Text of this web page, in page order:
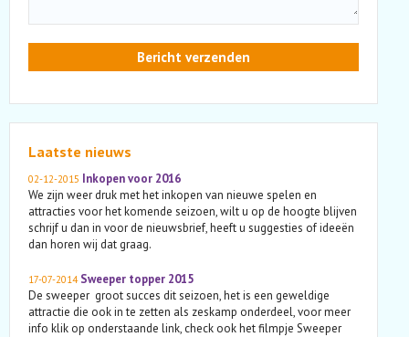
Laatste nieuws
02-12-2015 Inkopen voor 2016
We zijn weer druk met het inkopen van nieuwe spelen en
attracties voor het komende seizoen, wilt u op de hoogte blijven
schrijf u dan in voor de nieuwsbrief, heeft u suggesties of ideeën
dan horen wij dat graag.
17-07-2014Sweeper topper 2015
De sweeper groot succes dit seizoen, het is een geweldige
attractie die ook in te zetten als zeskamp onderdeel, voor meer
info klik op onderstaande link, check ook het filmpje Sweeper